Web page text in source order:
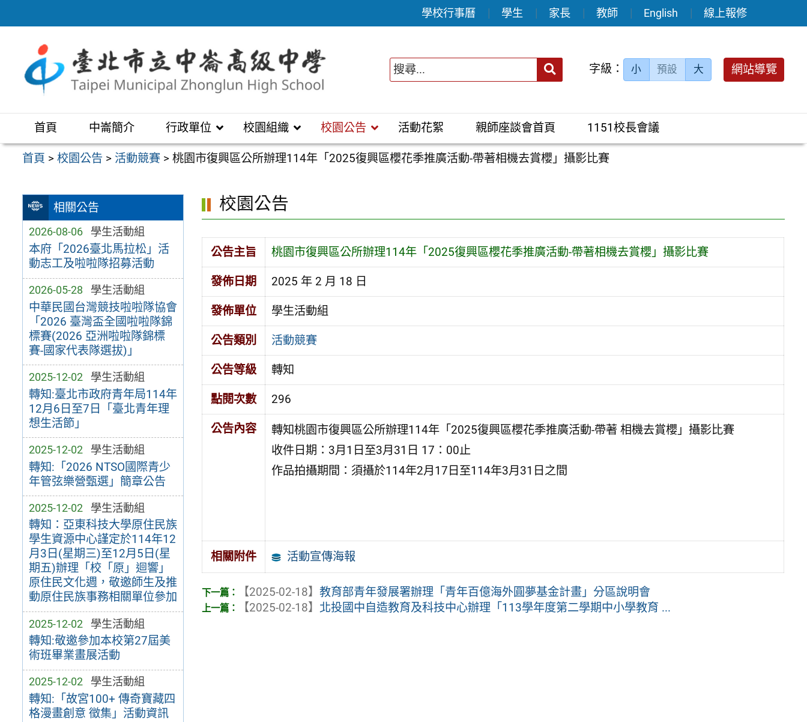
至
區
學校行事曆 學生 家長 教師 English 線上報修
送出 字級： 小 預設 大 網站導覽
首頁 中崙簡介 行政單位 校園組織 校園公告 活動花絮 親師座談會首頁 1151校長會議
首頁 >校園公告 > 活動競賽 >桃園市復興區公所辦理114年「2025復興區櫻花季推廣活動-帶著相機去賞櫻」攝影比賽
相關公告
2026-08-06 學生活動組
本府「2026臺北馬拉松」活
動志工及啦啦隊招募活動
2026-05-28 學生活動組
中華民國台灣競技啦啦隊協會
「2026 臺灣盃全國啦啦隊錦
標賽(2026 亞洲啦啦隊錦標
賽-國家代表隊選拔)」
2025-12-02 學生活動組
轉知:臺北市政府青年局114年
12月6日至7日「臺北青年理
想生活節」
2025-12-02 學生活動組
轉知:「2026 NTSO國際青少
年管弦樂營甄選」簡章公告
2025-12-02 學生活動組
轉知：亞東科技大學原住民族
學生資源中心謹定於114年12
月3日(星期三)至12月5日(星
期五)辦理「校「原」迴響」
原住民文化週，敬邀師生及推
動原住民族事務相關單位參加
2025-12-02 學生活動組
轉知:敬邀參加本校第27屆美
術班畢業畫展活動
2025-12-02 學生活動組
轉知:「故宮100+ 傳奇寶藏四
格漫畫創意 徵集」活動資訊
校園公告
公告主旨 桃園市復興區公所辦理114年「2025復興區櫻花季推廣活動-帶著相機去賞櫻」攝影比賽
發佈日期 2025 年 2 月 18 日
發佈單位 學生活動組
公告類別 活動競賽
公告等級 轉知
點閱次數 296
公告內容
轉知桃園市復興區公所辦理114年「2025復興區櫻花季推廣活動-帶著 相機去賞櫻」攝影比賽
收件日期：3月1日至3月31日 17：00止
作品拍攝期間：須攝於114年2月17日至114年3月31日之間
相關附件 活動宣傳海報
【2025-02-18】教育部青年發展署辦理「青年百億海外圓夢基金計畫」分區說明會
【2025-02-18】 北投國中自造教育及科技中心辦理「113學年度第二學期中小學教育 ...